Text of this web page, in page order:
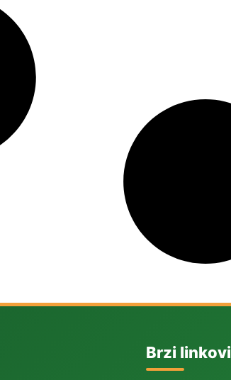
Brzi linkovi